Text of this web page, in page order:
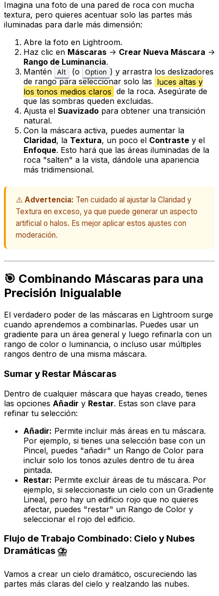
Imagina una foto de una pared de roca con mucha
textura, pero quieres acentuar solo las partes más
iluminadas para darle más dimensión:
Abre la foto en Lightroom.
Haz clic en Máscaras -> Crear Nueva Máscara ->
Rango de Luminancia.
Mantén
Alt (o Option ) y arrastra los deslizadores
de rango para seleccionar solo las luces altas y
los tonos medios claros de la roca. Asegúrate de
que las sombras queden excluidas.
Ajusta el Suavizado para obtener una transición
natural.
Con la máscara activa, puedes aumentar la
Claridad, la Textura, un poco el Contraste y el
Enfoque. Esto hará que las áreas iluminadas de la
roca "salten" a la vista, dándole una apariencia
más tridimensional.
⚠️ Advertencia: Ten cuidado al ajustar la Claridad y
Textura en exceso, ya que puede generar un aspecto
artificial o halos. Es mejor aplicar estos ajustes con
moderación.
🎯 Combinando Máscaras para una
Precisión Inigualable
El verdadero poder de las máscaras en Lightroom surge
cuando aprendemos a combinarlas. Puedes usar un
gradiente para un área general y luego refinarla con un
rango de color o luminancia, o incluso usar múltiples
rangos dentro de una misma máscara.
Sumar y Restar Máscaras
Dentro de cualquier máscara que hayas creado, tienes
las opciones Añadir y Restar. Estas son clave para
refinar tu selección:
Añadir: Permite incluir más áreas en tu máscara.
Por ejemplo, si tienes una selección base con un
Pincel, puedes "añadir" un Rango de Color para
incluir solo los tonos azules dentro de tu área
pintada.
Restar: Permite excluir áreas de tu máscara. Por
ejemplo, si seleccionaste un cielo con un Gradiente
Lineal, pero hay un edificio rojo que no quieres
afectar, puedes "restar" un Rango de Color y
seleccionar el rojo del edificio.
Flujo de Trabajo Combinado: Cielo y Nubes
Dramáticas ⛈️
Vamos a crear un cielo dramático, oscureciendo las
partes más claras del cielo y realzando las nubes.